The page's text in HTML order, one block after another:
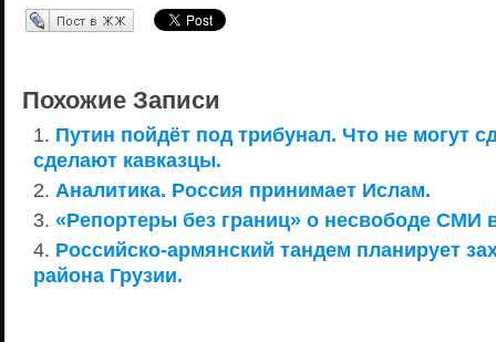
Перепост в ЖЖ
Похожие Записи
Путин пойдёт под трибунал. Что не могут
сделают кавказцы.
Аналитика. Россия принимает Ислам.
«Репортеры без границ» о несвободе СМИ
Российско-армянский тандем планирует
района Грузии.